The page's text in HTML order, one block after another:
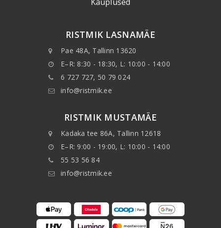
RISTMIK LASNAMÄE
Pae 48A, Tallinn 13620
E–R: 8:30 - 18:30, L: 10:00 - 14:00
6 727 727, 50 79 024
info@ristmik.ee
RISTMIK MUSTAMÄE
Kadaka tee 86A, Tallinn 12618
E–R: 9:00 - 19:00, L: 10:00 - 14:00
55 53 56 84
info@ristmik.ee